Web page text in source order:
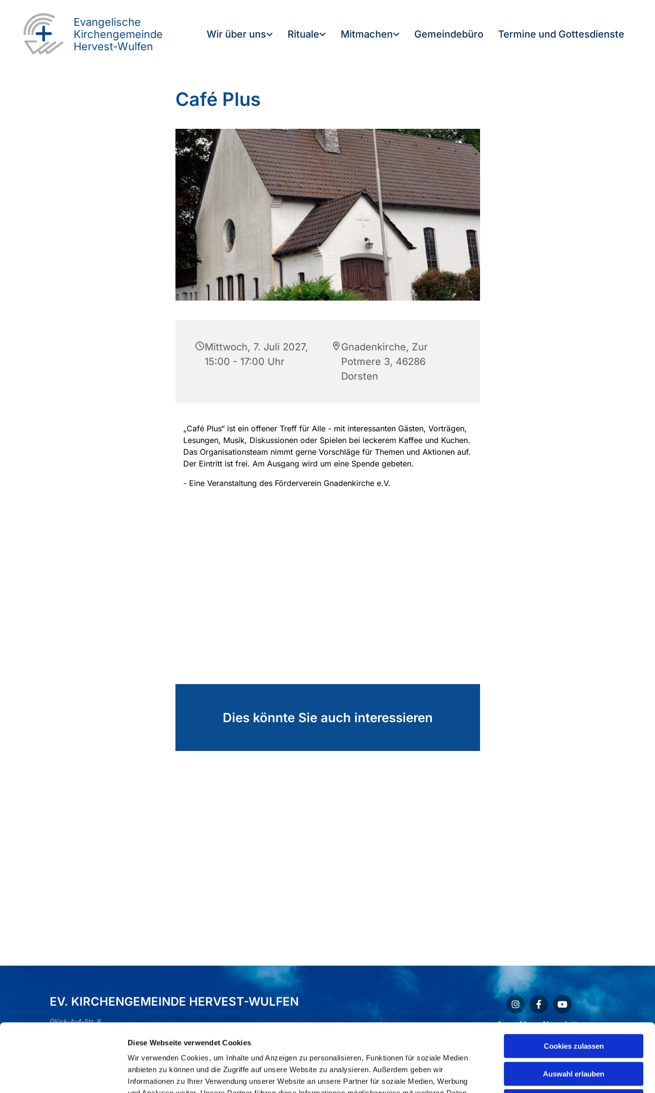
Diese Webseite verwendet Cookies
Wir verwenden Cookies, um Inhalte und Anzeigen zu personalisieren, Funktionen für soziale Medien
anbieten zu können und die Zugriffe auf unsere Website zu analysieren. Außerdem geben wir
Informationen zu Ihrer Verwendung unserer Website an unsere Partner für soziale Medien, Werbung
Cookies zulassen
Auswahl erlauben
Evangelische
Kirchengemeinde
Hervest-Wulfen
Wir über uns Rituale Mitmachen Gemeindebüro Termine und Gottesdienste
Café Plus
Mittwoch, 7. Juli 2027,
15:00 - 17:00 Uhr
Gnadenkirche, Zur
Potmere 3, 46286
Dorsten
„Café Plus“ ist ein offener Treff für Alle - mit interessanten Gästen, Vorträgen,
Lesungen, Musik, Diskussionen oder Spielen bei leckerem Kaffee und Kuchen.
Das Organisationsteam nimmt gerne Vorschläge für Themen und Aktionen auf.
Der Eintritt ist frei. Am Ausgang wird um eine Spende gebeten.
- Eine Veranstaltung des Förderverein Gnadenkirche e.V.
Dies könnte Sie auch interessieren
EV. KIRCHENGEMEINDE HERVEST-WULFEN
Glück-Auf-Str. 6
gla-kg-hervest-wulfen@ekvw.de
Anmeldung Newsletter